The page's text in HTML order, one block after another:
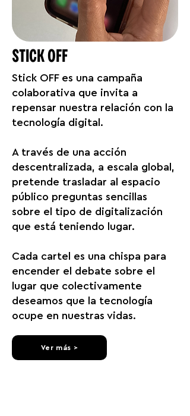
STICK OFF
Stick OFF es una campaña
colaborativa que invita a
repensar nuestra relación con la
tecnología digital.
A través de una acción
descentralizada, a escala global,
pretende trasladar al espacio
público preguntas sencillas
sobre el tipo de digitalización
que está teniendo lugar.
Cada cartel es una chispa para
encender el debate sobre el
lugar que colectivamente
deseamos que la tecnología
ocupe en nuestras vidas.
Ver más >